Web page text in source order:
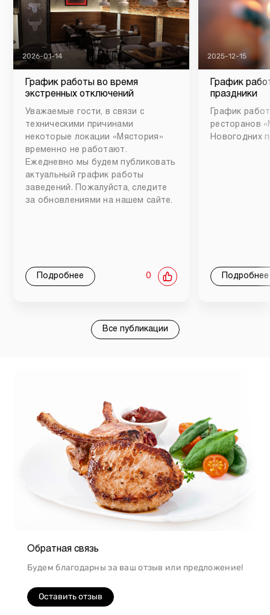
2026-01-14
График работы во время
экстренных отключений
Уважаемые гости, в связи с
техническими причинами
некоторые локации «Мястория»
временно не работают.
Ежедневно мы будем публиковать
актуальный график работы
заведений. Пожалуйста, следите
за обновлениями на нашем сайте.
Подробнее 0
2025-12-15
График
праздники
График
ресторанов
Новогодних
Подробнее
Все публикации
Обратная связь
Будем благодарны за ваш отзыв или предложение!
Оставить отзыв